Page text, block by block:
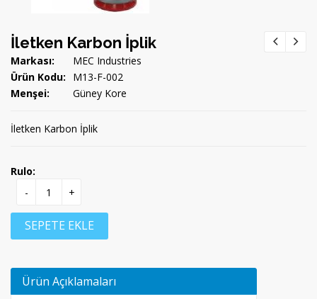
İletken Karbon İplik
Markası:
MEC Industries
Ürün Kodu:
M13-F-002
Menşei:
Güney Kore
İletken Karbon İplik
Rulo:
-
+
SEPETE EKLE
Ürün Açıklamaları